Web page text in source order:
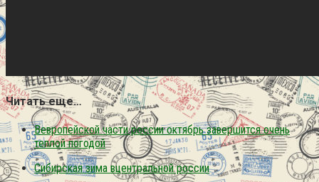
Читать еще…
Вевропейской части россии октябрь завершится очень
теплой погодой
Сибирская зима вцентральной россии